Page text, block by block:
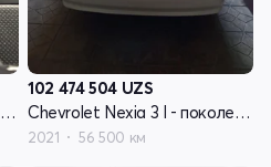
Chevrolet Nexia 3 I - поколение
102 474 504 UZS
Chevrolet Nexia 3 I - поколение
2021 56 500 км